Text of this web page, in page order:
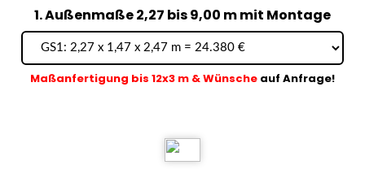
1. Außenmaße 2,27 bis 9,00 m mit Montage
Maßanfertigung bis 12x3 m & Wünsche auf Anfrage!